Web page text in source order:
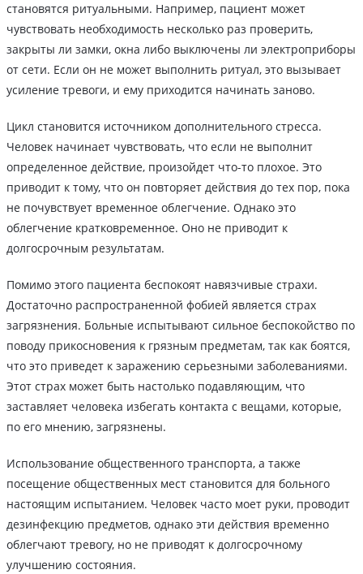
становятся ритуальными. Например, пациент может
чувствовать необходимость несколько раз проверить,
закрыты ли замки, окна либо выключены ли электроприборы
от сети. Если он не может выполнить ритуал, это вызывает
усиление тревоги, и ему приходится начинать заново.
Цикл становится источником дополнительного стресса.
Человек начинает чувствовать, что если не выполнит
определенное действие, произойдет что-то плохое. Это
приводит к тому, что он повторяет действия до тех пор, пока
не почувствует временное облегчение. Однако это
облегчение кратковременное. Оно не приводит к
долгосрочным результатам.
Помимо этого пациента беспокоят навязчивые страхи.
Достаточно распространенной фобией является страх
загрязнения. Больные испытывают сильное беспокойство по
поводу прикосновения к грязным предметам, так как боятся,
что это приведет к заражению серьезными заболеваниями.
Этот страх может быть настолько подавляющим, что
заставляет человека избегать контакта с вещами, которые,
по его мнению, загрязнены.
Использование общественного транспорта, а также
посещение общественных мест становится для больного
настоящим испытанием. Человек часто моет руки, проводит
дезинфекцию предметов, однако эти действия временно
облегчают тревогу, но не приводят к долгосрочному
улучшению состояния.